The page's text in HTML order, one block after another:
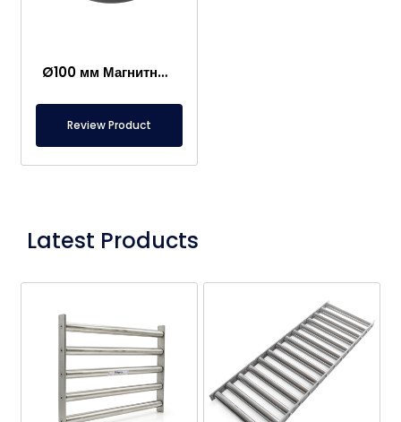
Ø100 мм Магнитный горшок с внутренней резьбой, резиновый
Review Product
Latest Products